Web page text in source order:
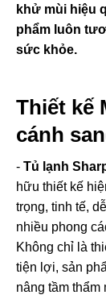
khử mùi hiệu
phẩm luôn
sức khỏe.
Thiết kế
cánh
- Tủ lạnh
hữu thiết kế
trọng, tinh tế,
nhiều phong
Không chỉ là
tiện lợi, sản
nâng tầm thẩm